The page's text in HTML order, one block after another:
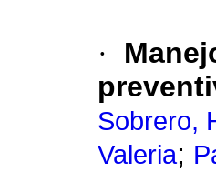
·
Sobrero,
Valeria;